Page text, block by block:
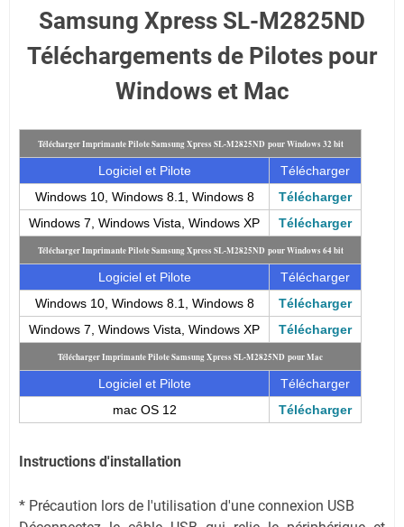
Samsung Xpress SL-M2825ND
Téléchargements de Pilotes pour
Windows et Mac
Télécharger Imprimante Pilote Samsung Xpress SL-M2825ND pour Windows 32 bit
Logiciel et Pilote
Télécharger
Windows 10, Windows 8.1, Windows 8
Télécharger
Windows 7, Windows Vista, Windows XP
Télécharger
Télécharger Imprimante Pilote Samsung Xpress SL-M2825ND pour Windows 64 bit
Logiciel et Pilote
Télécharger
Windows 10, Windows 8.1, Windows 8
Télécharger
Windows 7, Windows Vista, Windows XP
Télécharger
Télécharger Imprimante Pilote Samsung Xpress SL-M2825ND pour Mac
Logiciel et Pilote
Télécharger
mac OS 12
Télécharger
Instructions d'installation
* Précaution lors de l'utilisation d'une connexion USB